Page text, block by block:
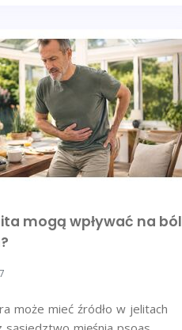
mogą wpływać na ból
może mieć źródło w jelitach